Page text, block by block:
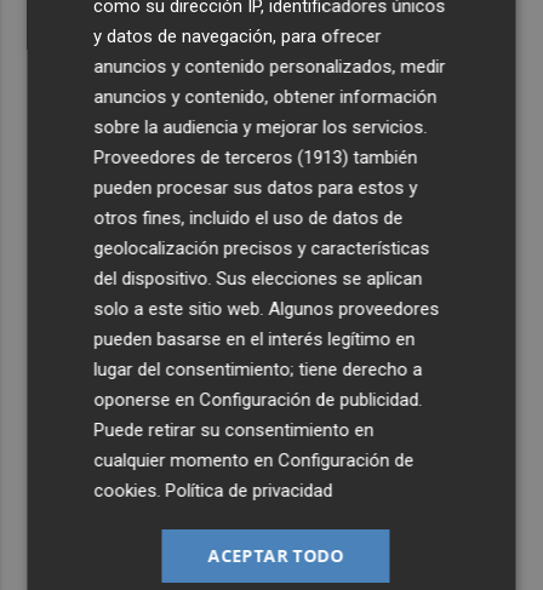
como su dirección IP, identificadores únicos
y datos de navegación, para ofrecer
anuncios y contenido personalizados, medir
anuncios y contenido, obtener información
sobre la audiencia y mejorar los servicios.
Proveedores de terceros (1913) también
pueden procesar sus datos para estos y
otros fines, incluido el uso de datos de
geolocalización precisos y características
del dispositivo. Sus elecciones se aplican
solo a este sitio web. Algunos proveedores
pueden basarse en el interés legítimo en
lugar del consentimiento; tiene derecho a
oponerse enConfiguración de publicidad
Puede retirar su consentimiento en
cualquier momento enConfiguración de
cookies .Política de privacidad
ACEPTAR TODO